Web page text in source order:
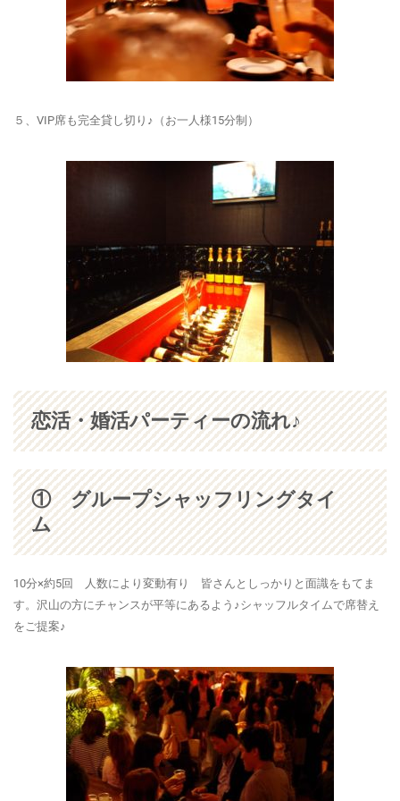
５、VIP席も完全貸し切り♪（お一人様15分制）
恋活・婚活パーティーの流れ♪
① グループシャッフリングタイ
ム
10分×約5回 人数により変動有り 皆さんとしっかりと面識をもてま
す。沢山の方にチャンスが平等にあるよう♪シャッフルタイムで席替え
をご提案♪